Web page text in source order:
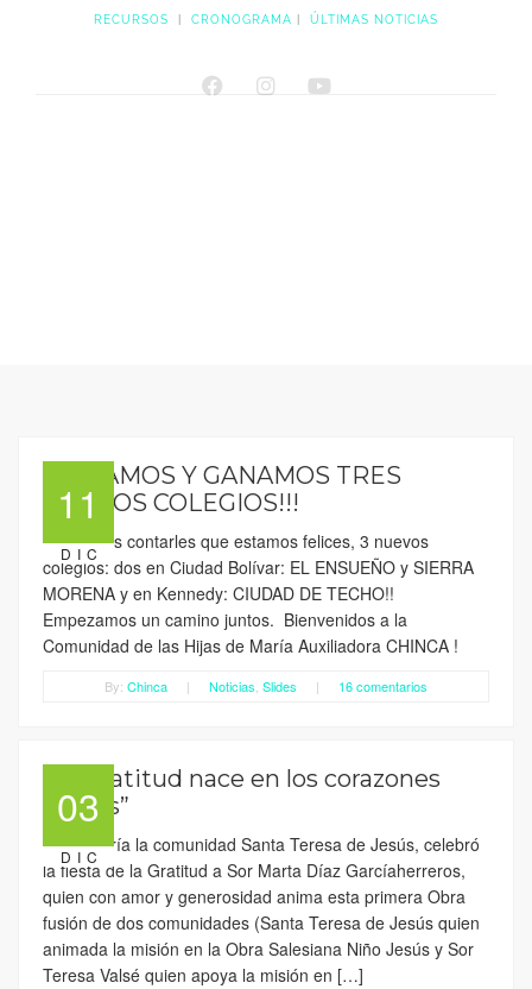
RECURSOS CRONOGRAMA ÚLTIMAS NOTICIAS
11
DIC
LICITAMOS Y GANAMOS TRES
NUEVOS COLEGIOS!!!
Queremos contarles que estamos felices, 3 nuevos
colegios: dos en Ciudad Bolívar: EL ENSUEÑO y SIERRA
MORENA y en Kennedy: CIUDAD DE TECHO!!
Empezamos un camino juntos. Bienvenidos a la
Comunidad de las Hijas de María Auxiliadora CHINCA !
By: Chinca | Noticias Slides | 16 comentarios
03
DIC
“La Gratitud nace en los corazones
nobles”
Con alegría la comunidad Santa Teresa de Jesús, celebró
la fiesta de la Gratitud a Sor Marta Díaz Garcíaherreros,
quien con amor y generosidad anima esta primera Obra
fusión de dos comunidades (Santa Teresa de Jesús quien
animada la misión en la Obra Salesiana Niño Jesús y Sor
Teresa Valsé quien apoya la misión en […]